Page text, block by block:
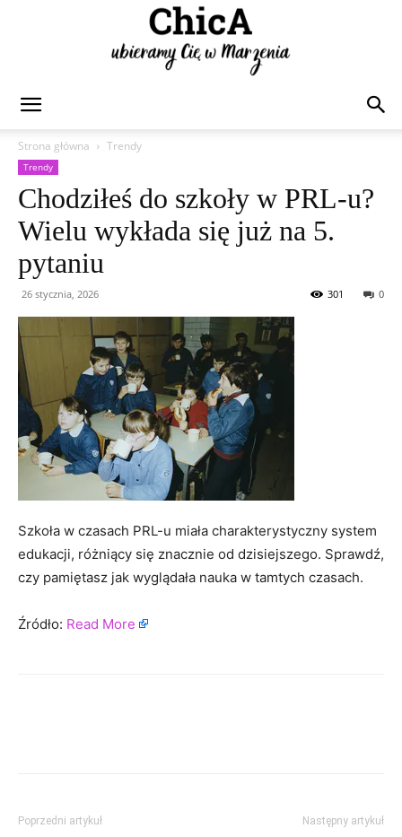
Strona główna
Trendy
Trendy
Chodziłeś do szkoły w PRL-u?
Wielu wykłada się już na 5.
pytaniu
26 stycznia, 2026 0
301
Szkoła w czasach PRL-u miała charakterystyczny system
edukacji, różniący się znacznie od dzisiejszego. Sprawdź,
czy pamiętasz jak wyglądała nauka w tamtych czasach.
Źródło: Read More
Poprzedni artykuł Następny artykuł